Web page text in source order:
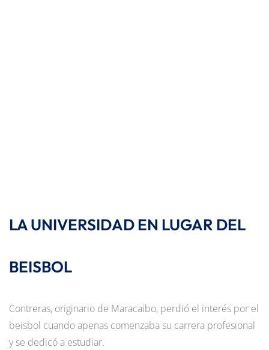
LA UNIVERSIDAD EN LUGAR DEL
BEISBOL
Contreras, originario de Maracaibo, perdió el interés por el
beisbol cuando apenas comenzaba su carrera profesional
y se dedicó a estudiar.